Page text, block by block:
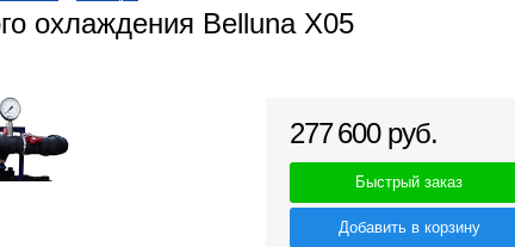
охлаждения Belluna X05
277 600 руб.
Быстрый заказ
Добавить в корзину